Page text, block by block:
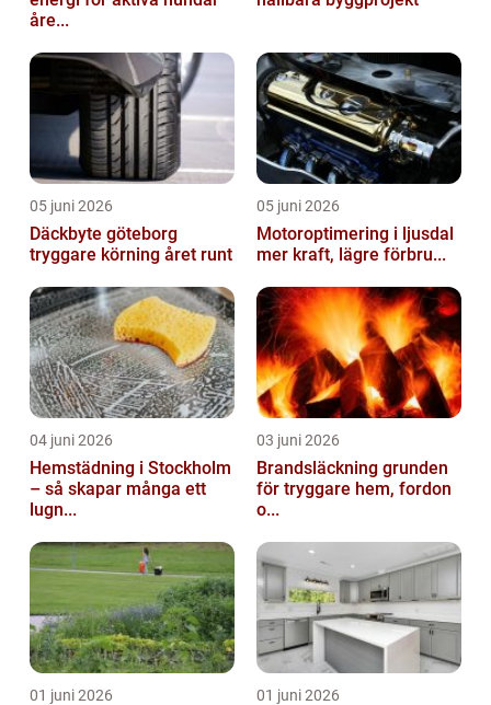
åre...
05 juni 2026
Däckbyte göteborg
tryggare körning året runt
05 juni 2026
Motoroptimering i ljusdal
mer kraft, lägre förbru...
04 juni 2026
Hemstädning i Stockholm
– så skapar många ett
lugn...
03 juni 2026
Brandsläckning grunden
för tryggare hem, fordon
o...
01 juni 2026 01 juni 2026